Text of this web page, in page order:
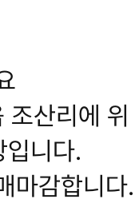
산리에 위
입니다.
마감합니다.